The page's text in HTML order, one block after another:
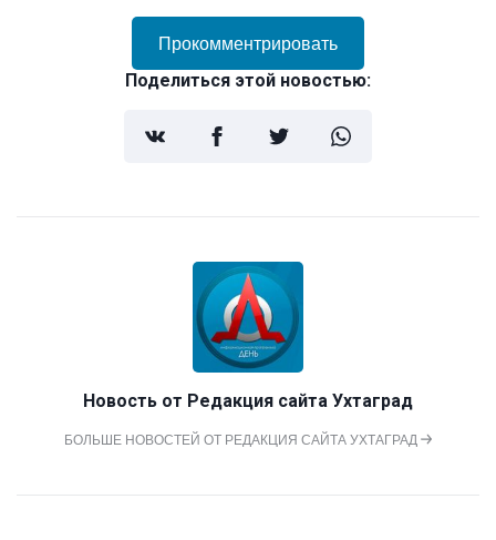
Прокомментрировать
Поделиться этой новостью:
Новость от Редакция сайта Ухтаград
БОЛЬШЕ НОВОСТЕЙ ОТ РЕДАКЦИЯ САЙТА УХТАГРАД